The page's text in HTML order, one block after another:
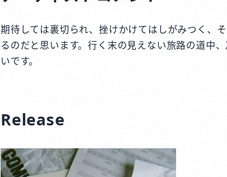
期待しては裏切られ、挫けかけてはしがみつく、
るのだと思います。行く末の見えない旅路の道中
いです。
Release